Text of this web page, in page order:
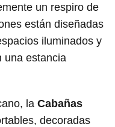
un respiro de
están diseñadas
iluminados y
una estancia
la Cabañas
decoradas